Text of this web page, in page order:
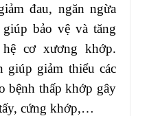
đau, ngăn ngừa
bảo vệ và tăng
cơ xương khớp.
giảm thiểu các
bệnh thấp khớp gây
cứng khớp,…